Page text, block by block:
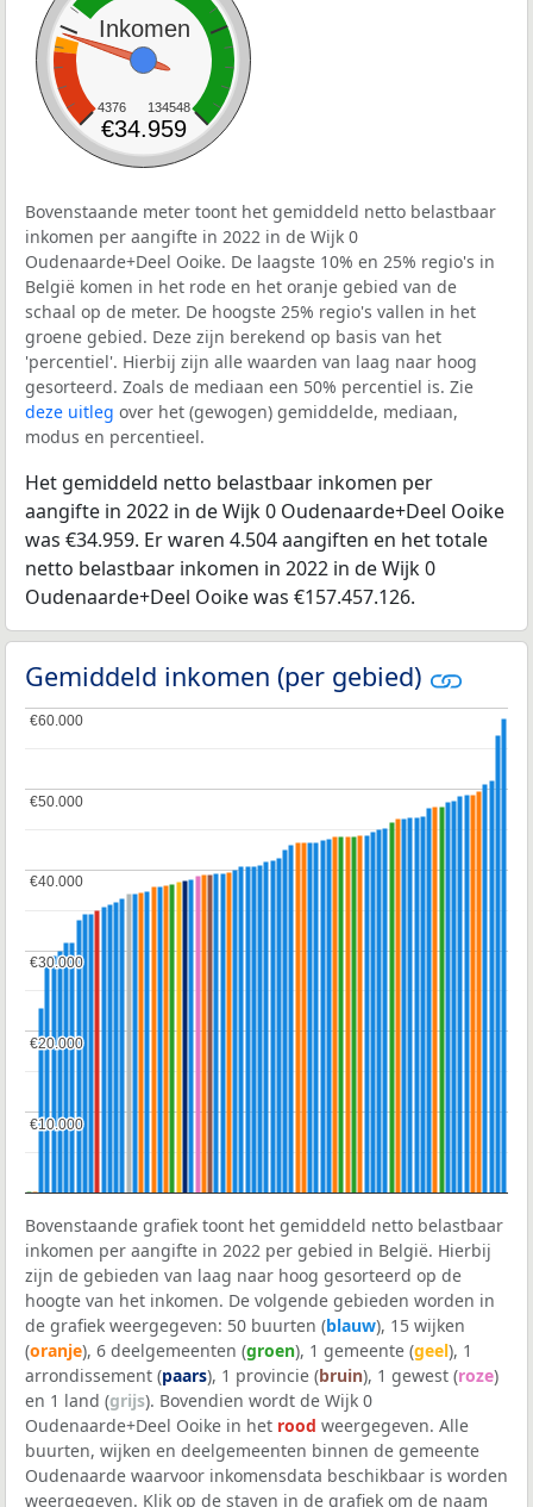
Inkomen
4376 134548
€34.959
Bovenstaande meter toont het gemiddeld netto belastbaar
inkomen per aangifte in 2022 in de Wijk 0
Oudenaarde+Deel Ooike. De laagste 10% en 25% regio's in
België komen in het rode en het oranje gebied van de
schaal op de meter. De hoogste 25% regio's vallen in het
groene gebied. Deze zijn berekend op basis van het
'percentiel'. Hierbij zijn alle waarden van laag naar hoog
gesorteerd. Zoals de mediaan een 50% percentiel is. Zie
deze uitleg over het (gewogen) gemiddelde, mediaan,
modus en percentieel.
Het gemiddeld netto belastbaar inkomen per
aangifte in 2022 in de Wijk 0 Oudenaarde+Deel Ooike
was €34.959. Er waren 4.504 aangiften en het totale
netto belastbaar inkomen in 2022 in de Wijk 0
Oudenaarde+Deel Ooike was €157.457.126.
Gemiddeld inkomen (per gebied)
€10.000
€10.000
€20.000
€20.000
€30.000
€30.000
€40.000
€40.000
€50.000
€50.000
€60.000
€60.000
Bovenstaande grafiek toont het gemiddeld netto belastbaar
inkomen per aangifte in 2022 per gebied in België. Hierbij
zijn de gebieden van laag naar hoog gesorteerd op de
hoogte van het inkomen. De volgende gebieden worden in
de grafiek weergegeven: 50 buurten (blauw), 15 wijken
(oranje), 6 deelgemeenten (groen), 1 gemeente (geel), 1
arrondissement (paars), 1 provincie (bruin), 1 gewest (roze)
en 1 land (grijs). Bovendien wordt de Wijk 0
Oudenaarde+Deel Ooike in het rood weergegeven. Alle
buurten, wijken en deelgemeenten binnen de gemeente
Oudenaarde waarvoor inkomensdata beschikbaar is worden
weergegeven. Klik op de staven in de grafiek om de naam